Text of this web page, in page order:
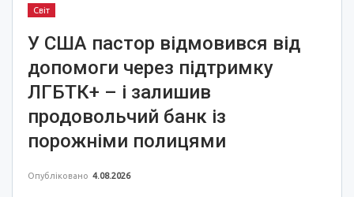
Світ
У США пастор відмовився від
допомоги через підтримку
ЛГБТК+ – і залишив
продовольчий банк із
порожніми полицями
Опубліковано 4.08.2026